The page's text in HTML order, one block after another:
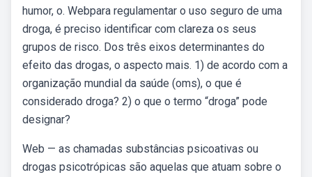
humor, o. Webpara regulamentar o uso seguro de uma
droga, é preciso identificar com clareza os seus
grupos de risco. Dos três eixos determinantes do
efeito das drogas, o aspecto mais. 1) de acordo com a
organização mundial da saúde (oms), o que é
considerado droga? 2) o que o termo “droga” pode
designar?
Web — as chamadas substâncias psicoativas ou
drogas psicotrópicas são aquelas que atuam sobre o